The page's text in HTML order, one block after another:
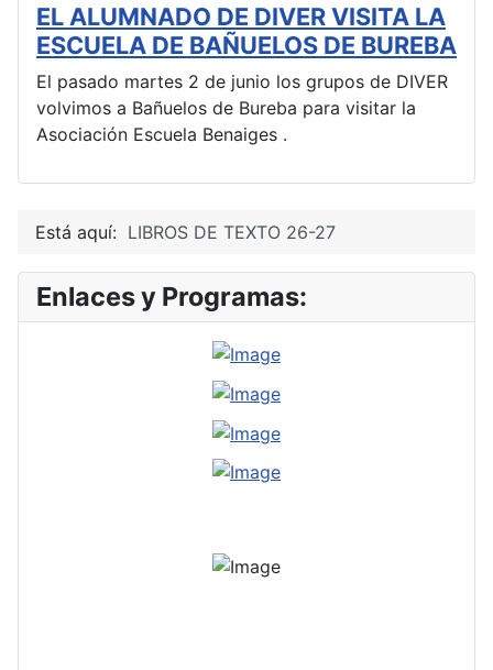
EL ALUMNADO DE DIVER VISITA LA
ESCUELA DE BAÑUELOS DE BUREBA
El pasado martes 2 de junio los grupos de DIVER
volvimos a Bañuelos de Bureba para visitar la
Asociación Escuela Benaiges .
Está aquí: LIBROS DE TEXTO 26-27
Enlaces y Programas: